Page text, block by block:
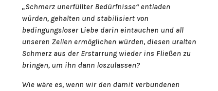
„Schmerz unerfüllter Bedürfnisse“ entladen
würden, gehalten und stabilisiert von
bedingungsloser Liebe darin eintauchen und all
unseren Zellen ermöglichen würden, diesen uralten
Schmerz aus der Erstarrung wieder ins Fließen zu
bringen, um ihn dann loszulassen?
Wie wäre es, wenn wir den damit verbundenen